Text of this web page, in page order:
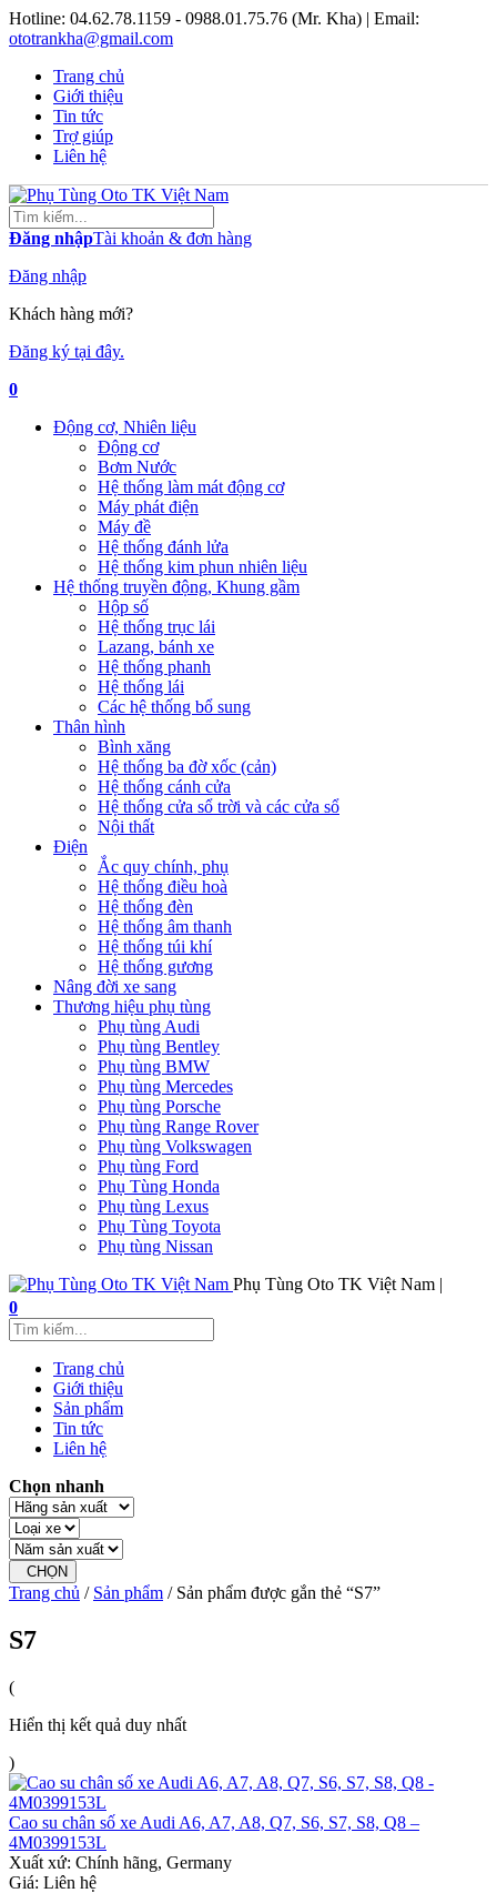
Hotline: 04.62.78.1159 - 0988.01.75.76 (Mr. Kha) | Email:
ototrankha@gmail.com
Trang chủ
Giới thiệu
Tin tức
Trợ giúp
Liên hệ
Đăng nhậpTài khoản & đơn hàng
Đăng nhập
Khách hàng mới?
Đăng ký tại đây.
0
Động cơ, Nhiên liệu
Động cơ
Bơm Nước
Hệ thống làm mát động cơ
Máy phát điện
Máy đề
Hệ thống đánh lửa
Hệ thống kim phun nhiên liệu
Hệ thống truyền động, Khung gầm
Hộp số
Hệ thống trục lái
Lazang, bánh xe
Hệ thống phanh
Hệ thống lái
Các hệ thống bổ sung
Thân hình
Bình xăng
Hệ thống ba đờ xốc (cản)
Hệ thống cánh cửa
Hệ thống cửa sổ trời và các cửa sổ
Nội thất
Điện
Ắc quy chính, phụ
Hệ thống điều hoà
Hệ thống đèn
Hệ thống âm thanh
Hệ thống túi khí
Hệ thống gương
Nâng đời xe sang
Thương hiệu phụ tùng
Phụ tùng Audi
Phụ tùng Bentley
Phụ tùng BMW
Phụ tùng Mercedes
Phụ tùng Porsche
Phụ tùng Range Rover
Phụ tùng Volkswagen
Phụ tùng Ford
Phụ Tùng Honda
Phụ tùng Lexus
Phụ Tùng Toyota
Phụ tùng Nissan
Phụ Tùng Oto TK Việt Nam |
0
Trang chủ
Giới thiệu
Sản phẩm
Tin tức
Liên hệ
Chọn nhanh
CHỌN
Trang chủ / Sản phẩm / Sản phẩm được gắn thẻ “S7”
S7
(
Hiển thị kết quả duy nhất
)
Cao su chân số xe Audi A6, A7, A8, Q7, S6, S7, S8, Q8 –
4M0399153L
Xuất xứ: Chính hãng, Germany
Giá: Liên hệ